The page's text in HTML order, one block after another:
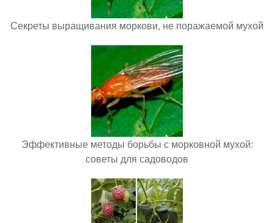
Секреты выращивания моркови, не поражаемой мухой
Эффективные методы борьбы с морковной мухой:
советы для садоводов